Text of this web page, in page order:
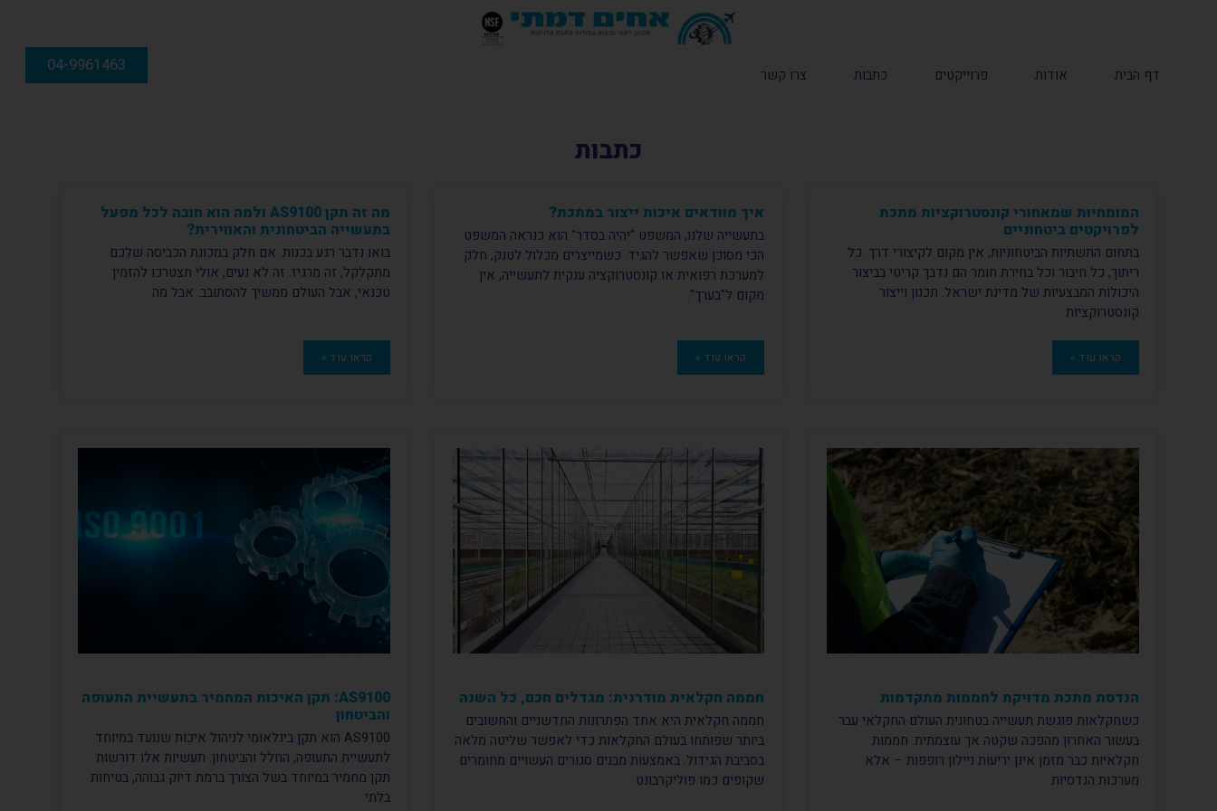
דף הבית אודות פרוייקטים כתבות צרו קשר 04-9961463
כתבות
המומחיות שמאחורי קונסטרוקציות מתכת
לפרויקטים ביטחוניים
בתחום התשתיות הביטחוניות, אין מקום לקיצורי דרך. כל
ריתוך, כל חיבור וכל בחירת חומר הם נדבך קריטי בביצור
היכולות המבצעיות של מדינת ישראל. תכנון וייצור
קונסטרוקציות
קראו עוד »
איך מוודאים איכות ייצור במתכת?
בתעשייה שלנו, המשפט "יהיה בסדר" הוא כנראה המשפט
הכי מסוכן שאפשר להגיד. כשמייצרים מכלול לטנק, חלק
למערכת רפואית או קונסטרוקציה ענקית לתעשייה, אין
מקום ל"בערך".
קראו עוד »
מה זה תקן AS9100 ולמה הוא חובה לכל מפעל
בתעשייה הביטחונית והאווירית?
בואו נדבר רגע בכנות. אם חלק במכונת הכביסה שלכם
מתקלקל, זה מרגיז. זה לא נעים, אולי תצטרכו להזמין
טכנאי, אבל העולם ממשיך להסתובב. אבל מה
קראו עוד »
הנדסת מתכת מדויקת לחממות מתקדמות
כשחקלאות פוגשת תעשייה בטחונית העולם החקלאי עבר
בעשור האחרון מהפכה שקטה אך עוצמתית. חממות
חקלאיות כבר מזמן אינן יריעות ניילון רופפות – אלא
מערכות הנדסיות
חממה חקלאית מודרנית: מגדלים חכם, כל השנה
חממה חקלאית היא אחד הפתרונות החדשניים והחשובים
ביותר שפותחו בעולם החקלאות כדי לאפשר שליטה מלאה
בסביבת הגידול. באמצעות מבנים סגורים העשויים מחומרים
שקופים כמו פוליקרבונט
AS9100: תקן האיכות המחמיר בתעשיית התעופה
והביטחון
AS9100 הוא תקן בינלאומי לניהול איכות שנועד במיוחד
לתעשיית התעופה, החלל והביטחון. תעשיות אלו דורשות
תקן מחמיר במיוחד בשל הצורך ברמת דיוק גבוהה, בטיחות
בלתי